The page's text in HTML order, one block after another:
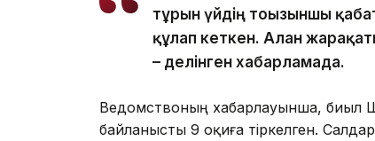
тұрғын үйдің тоғызыншы
құлап кеткен. Алған
– делінген хабарламада.
Ведомствоның хабарлауынша, биыл
байланысты 9 оқиға тіркелген.